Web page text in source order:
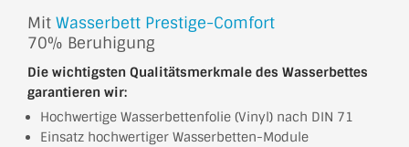
Mit Wasserbett Prestige-Comfort
70% Beruhigung
Die wichtigsten Qualitätsmerkmale des Wasserbettes
garantieren wir:
Hochwertige Wasserbettenfolie (Vinyl) nach DIN 71
Einsatz hochwertiger Wasserbetten-Module